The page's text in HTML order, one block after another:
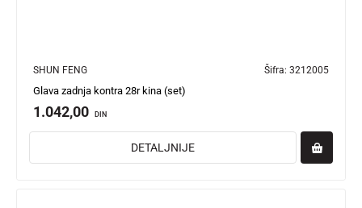
SHUN FENG Šifra: 3212005
Glava zadnja kontra 28r kina (set)
1.042,00 DIN
DETALJNIJE